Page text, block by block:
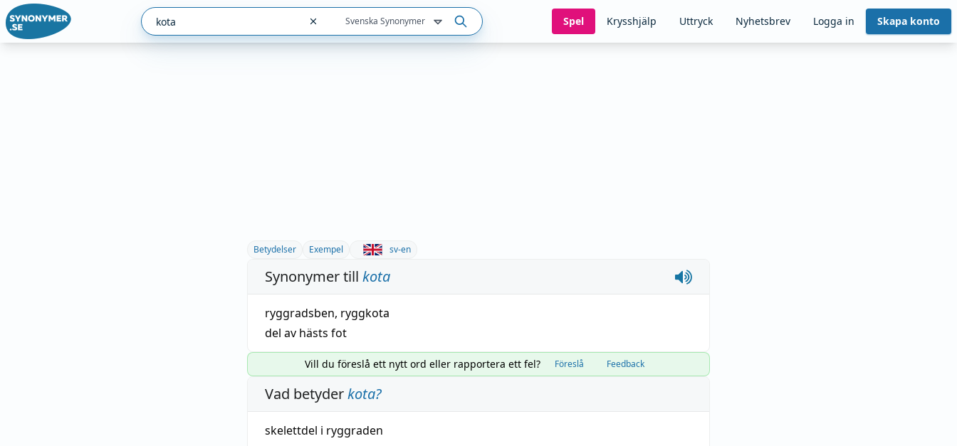
Svenska Synonymer Spel Krysshjälp Uttryck Nyhetsbrev Logga in Skapa konto
Betydelser Exempel sv-en
Synonymer till kota
ryggradsben, ryggkota
del av hästs fot
Vill du föreslå ett nytt ord eller rapportera ett fel? Föreslå Feedback
Vad betyderkota?
skelettdel i ryggraden